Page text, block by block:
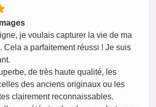
je voulais capturer la vie de ma
Cela a parfaitement réussi ! Je suis
de très haute qualité, les
des anciens originaux ou les
clairement reconnaissables.